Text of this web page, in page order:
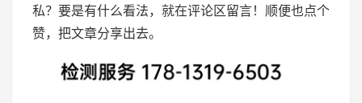
私？要是有什么看法，就在评论区留言！顺便也点个
赞，把文章分享出去。